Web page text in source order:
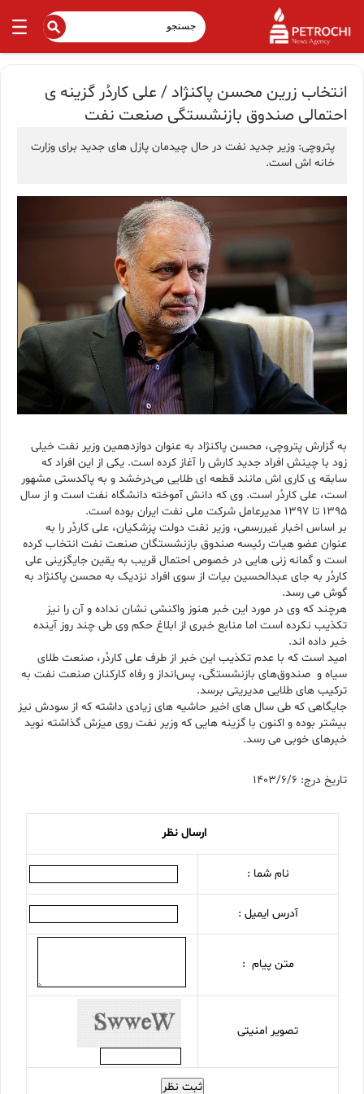
انتخاب زرین محسن پاکنژاد / علی کاردُر گزینه‌ ی
احتمالی صندوق بازنشستگی صنعت نفت
پتروچی: وزیر جدید نفت در حال چیدمان پازل های جدید برای وزارت
خانه اش است.
به گزارش پتروچی، محسن پاکنژاد به عنوان دوازدهمین وزیر نفت خیلی
زود با چینش افراد جدید کارش را آغاز کرده است. یکی از این افراد که
سابقه ی کاری اش مانند قطعه ای طلایی می‌درخشد و به پاکدستی مشهور
است، علی کاردُر است. وی که دانش آموخته دانشگاه نفت است و از سال
۱۳۹۵ تا ۱۳۹۷ مدیرعامل شرکت ملی نفت ایران بوده است.
بر اساس اخبار غیررسمی، وزیر نفت دولت پزشکیان، علی کاردُر را به
عنوان عضو هیات رئیسه صندوق بازنشستگان صنعت نفت انتخاب کرده
است و گمانه زنی هایی در خصوص احتمال قریب به یقین جایگزینی علی
کاردُر به جای عبدالحسین بیات از سوی افراد نزدیک‌ به محسن پاکنژاد به
گوش می رسد.
هرچند که وی در مورد این خبر هنوز واکنشی نشان نداده و آن را نیز
تکذیب نکرده است اما منابع خبری از ابلاغ حکم وی طی چند روز آینده
خبر داده اند.
امید است که با عدم تکذیب این خبر از طرف علی کاردُر، صنعت طلای
سیاه و صندوق‌های بازنشستگی، پس‌انداز و رفاه کارکنان صنعت نفت به
ترکیب های طلایی مدیریتی برسد.
جایگاهی که طی سال های اخیر حاشيه های زیادی داشته که از سودش نیز
بیشتر بوده و اکنون با گزینه هایی که وزیر نفت روی میزش گذاشته نوید
خبرهای خوبی می رسد.
تاریخ درج: 1403/6/6
ارسال نظر
نام شما :
آدرس ایمیل :
متن پیام :
تصویر امنیتی
ثبت نظر